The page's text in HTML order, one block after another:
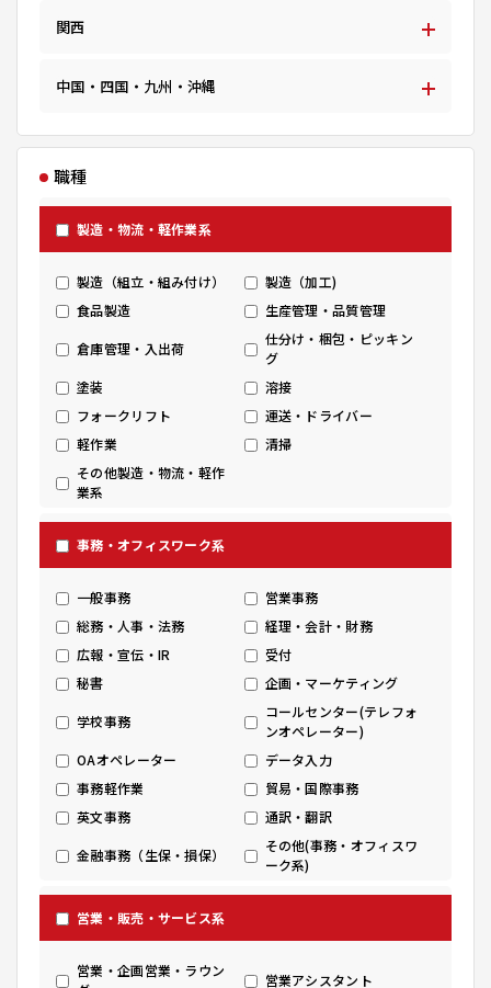
関西
中国・四国・九州・沖縄
職種
製造・物流・軽作業系
製造（組立・組み付け）
製造（加工)
食品製造
生産管理・品質管理
倉庫管理・入出荷
仕分け・梱包・ピッキン
グ
塗装
溶接
フォークリフト
運送・ドライバー
軽作業
清掃
その他製造・物流・軽作
業系
事務・オフィスワーク系
一般事務
営業事務
総務・人事・法務
経理・会計・財務
広報・宣伝・IR
受付
秘書
企画・マーケティング
学校事務
コールセンター(テレフォ
ンオペレーター)
OAオペレーター
データ入力
事務軽作業
貿易・国際事務
英文事務
通訳・翻訳
金融事務（生保・損保）
その他(事務・オフィスワ
ーク系)
営業・販売・サービス系
営業・企画営業・ラウン
営業アシスタント